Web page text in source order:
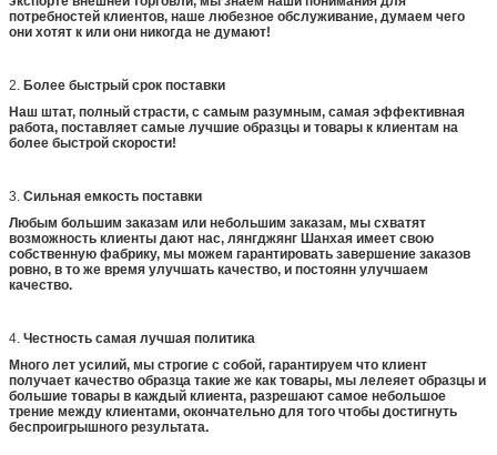
потребностей клиентов, наше любезное обслуживание, думаем чего
они хотят к или они никогда не думают!
2. Более быстрый срок поставки
Наш штат, полный страсти, с самым разумным, самая эффективная
работа, поставляет самые лучшие образцы и товары к клиентам на
более быстрой скорости!
3. Сильная емкость поставки
Любым большим заказам или небольшим заказам, мы схватят
возможность клиенты дают нас, лянгджянг Шанхая имеет свою
собственную фабрику, мы можем гарантировать завершение заказов
ровно, в то же время улучшать качество, и постоянн улучшаем
качество.
4. Честность самая лучшая политика
Много лет усилий, мы строгие с собой, гарантируем что клиент
получает качество образца такие же как товары, мы лелеяет образцы и
большие товары в каждый клиента, разрешают самое небольшое
трение между клиентами, окончательно для того чтобы достигнуть
беспроигрышного результата.